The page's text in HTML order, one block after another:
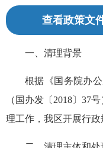
查看政策文
一、清理背景
根据《国务院办
（国办发〔2018〕37
理工作，我区开展行政